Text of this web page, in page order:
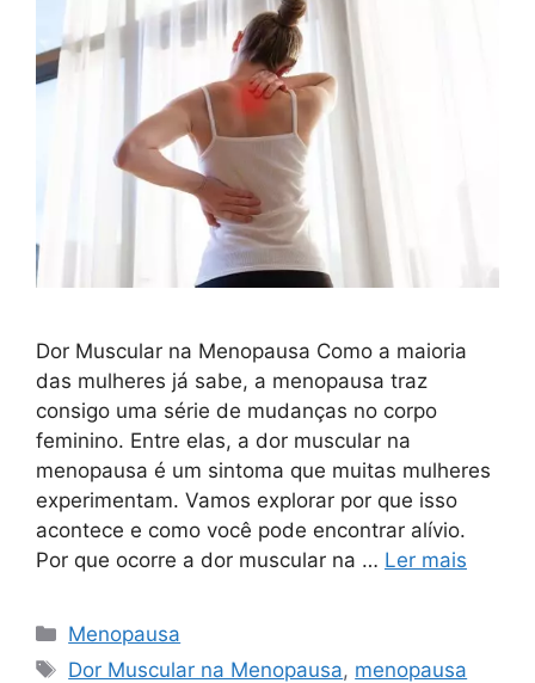
Dor Muscular na Menopausa Como a maioria
das mulheres já sabe, a menopausa traz
consigo uma série de mudanças no corpo
feminino. Entre elas, a dor muscular na
menopausa é um sintoma que muitas mulheres
experimentam. Vamos explorar por que isso
acontece e como você pode encontrar alívio.
Por que ocorre a dor muscular na … Ler mais
Categorias
Menopausa
Tags
Dor Muscular na Menopausa, menopausa